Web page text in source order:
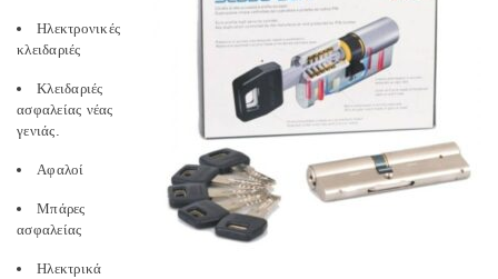
Ηλεκτρονικές
κλειδαριές
Κλειδαριές
ασφαλείας νέας
γενιάς.
Αφαλοί
Μπάρες
ασφαλείας
Ηλεκτρικά